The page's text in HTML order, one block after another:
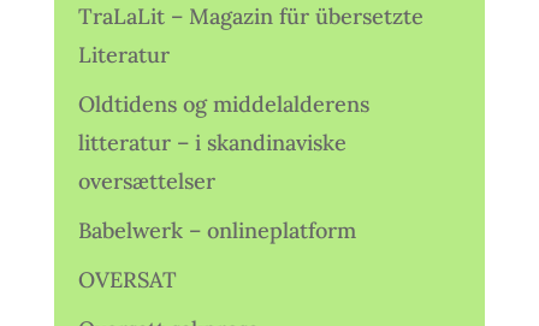
TraLaLit – Magazin für übersetzte
Literatur
Oldtidens og middelalderens
litteratur – i skandinaviske
oversættelser
Babelwerk – onlineplatform
OVERSAT